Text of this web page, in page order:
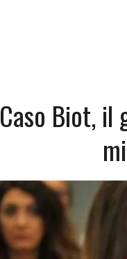
Caso Biot, il